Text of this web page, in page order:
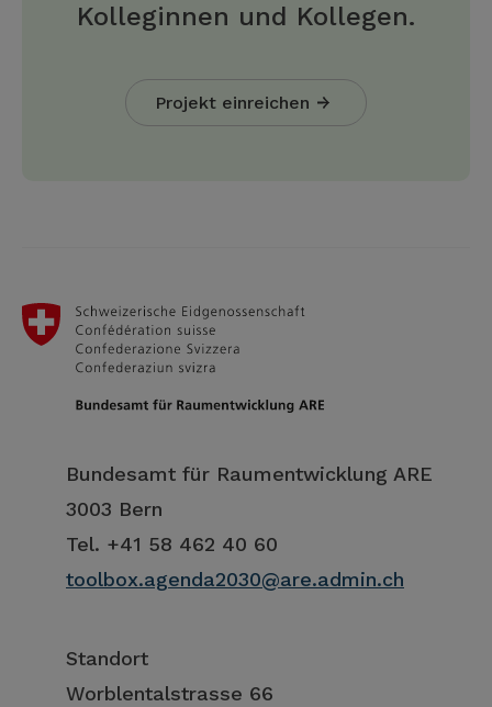
Kolleginnen und Kollegen.
Projekt einreichen
Bundesamt für Raumentwicklung ARE
3003 Bern
Tel. +41 58 462 40 60
toolbox.agenda2030@are.admin.ch
Standort
Worblentalstrasse 66